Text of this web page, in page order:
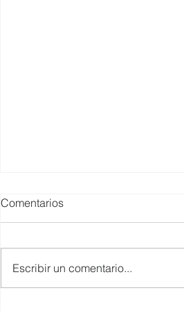
Comentarios
Escribir un comentario...